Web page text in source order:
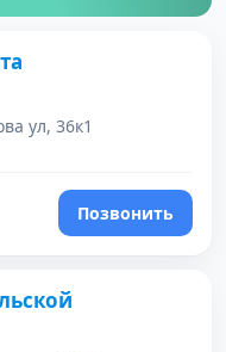
ул, 36к1
Позвонить